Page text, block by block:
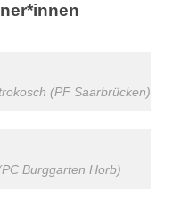
(PF Saarbrücken)
Burggarten Horb)